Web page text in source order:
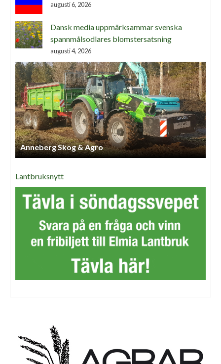
augusti 6, 2026
Dansk media uppmärksammar svenska
spannmålsodlares blomstersatsning
augusti 4, 2026
Anneberg Skog & Agro
Lantbruksnytt